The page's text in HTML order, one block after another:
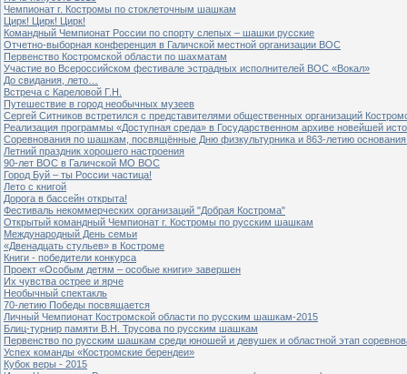
Чемпионат г. Костромы по стоклеточным шашкам
Цирк! Цирк! Цирк!
Командный Чемпионат России по спорту слепых – шашки русские
Отчетно-выборная конференция в Галичской местной организации ВОС
Первенство Костромской области по шахматам
Участие во Всероссийском фестивале эстрадных исполнителей ВОС «Вокал»
До свидания, лето…
Встреча с Кареловой Г.Н.
Путешествие в город необычных музеев
Сергей Ситников встретился с представителями общественных организаций
Реализация программы «Доступная среда» в Государственном архиве новейшей
Соревнования по шашкам, посвящённые Дню физкультурника и 863-летию основания
Летний праздник хорошего настроения
90-лет ВОС в Галичской МО ВОС
Город Буй – ты России частица!
Лето с книгой
Дорога в бассейн открыта!
Фестиваль некоммерческих организаций "Добрая Кострома"
Открытый командный Чемпионат г. Костромы по русским шашкам
Международный День семьи
«Двенадцать стульев» в Костроме
Книги - победители конкурса
Проект «Особым детям – особые книги» завершен
Их чувства острее и ярче
Необычный спектакль
70-летию Победы посвящается
Личный Чемпионат Костромской области по русским шашкам-2015
Блиц-турнир памяти В.Н. Трусова по русским шашкам
Первенство по русским шашкам среди юношей и девушек и областной этап
Успех команды «Костромские берендеи»
Кубок веры - 2015